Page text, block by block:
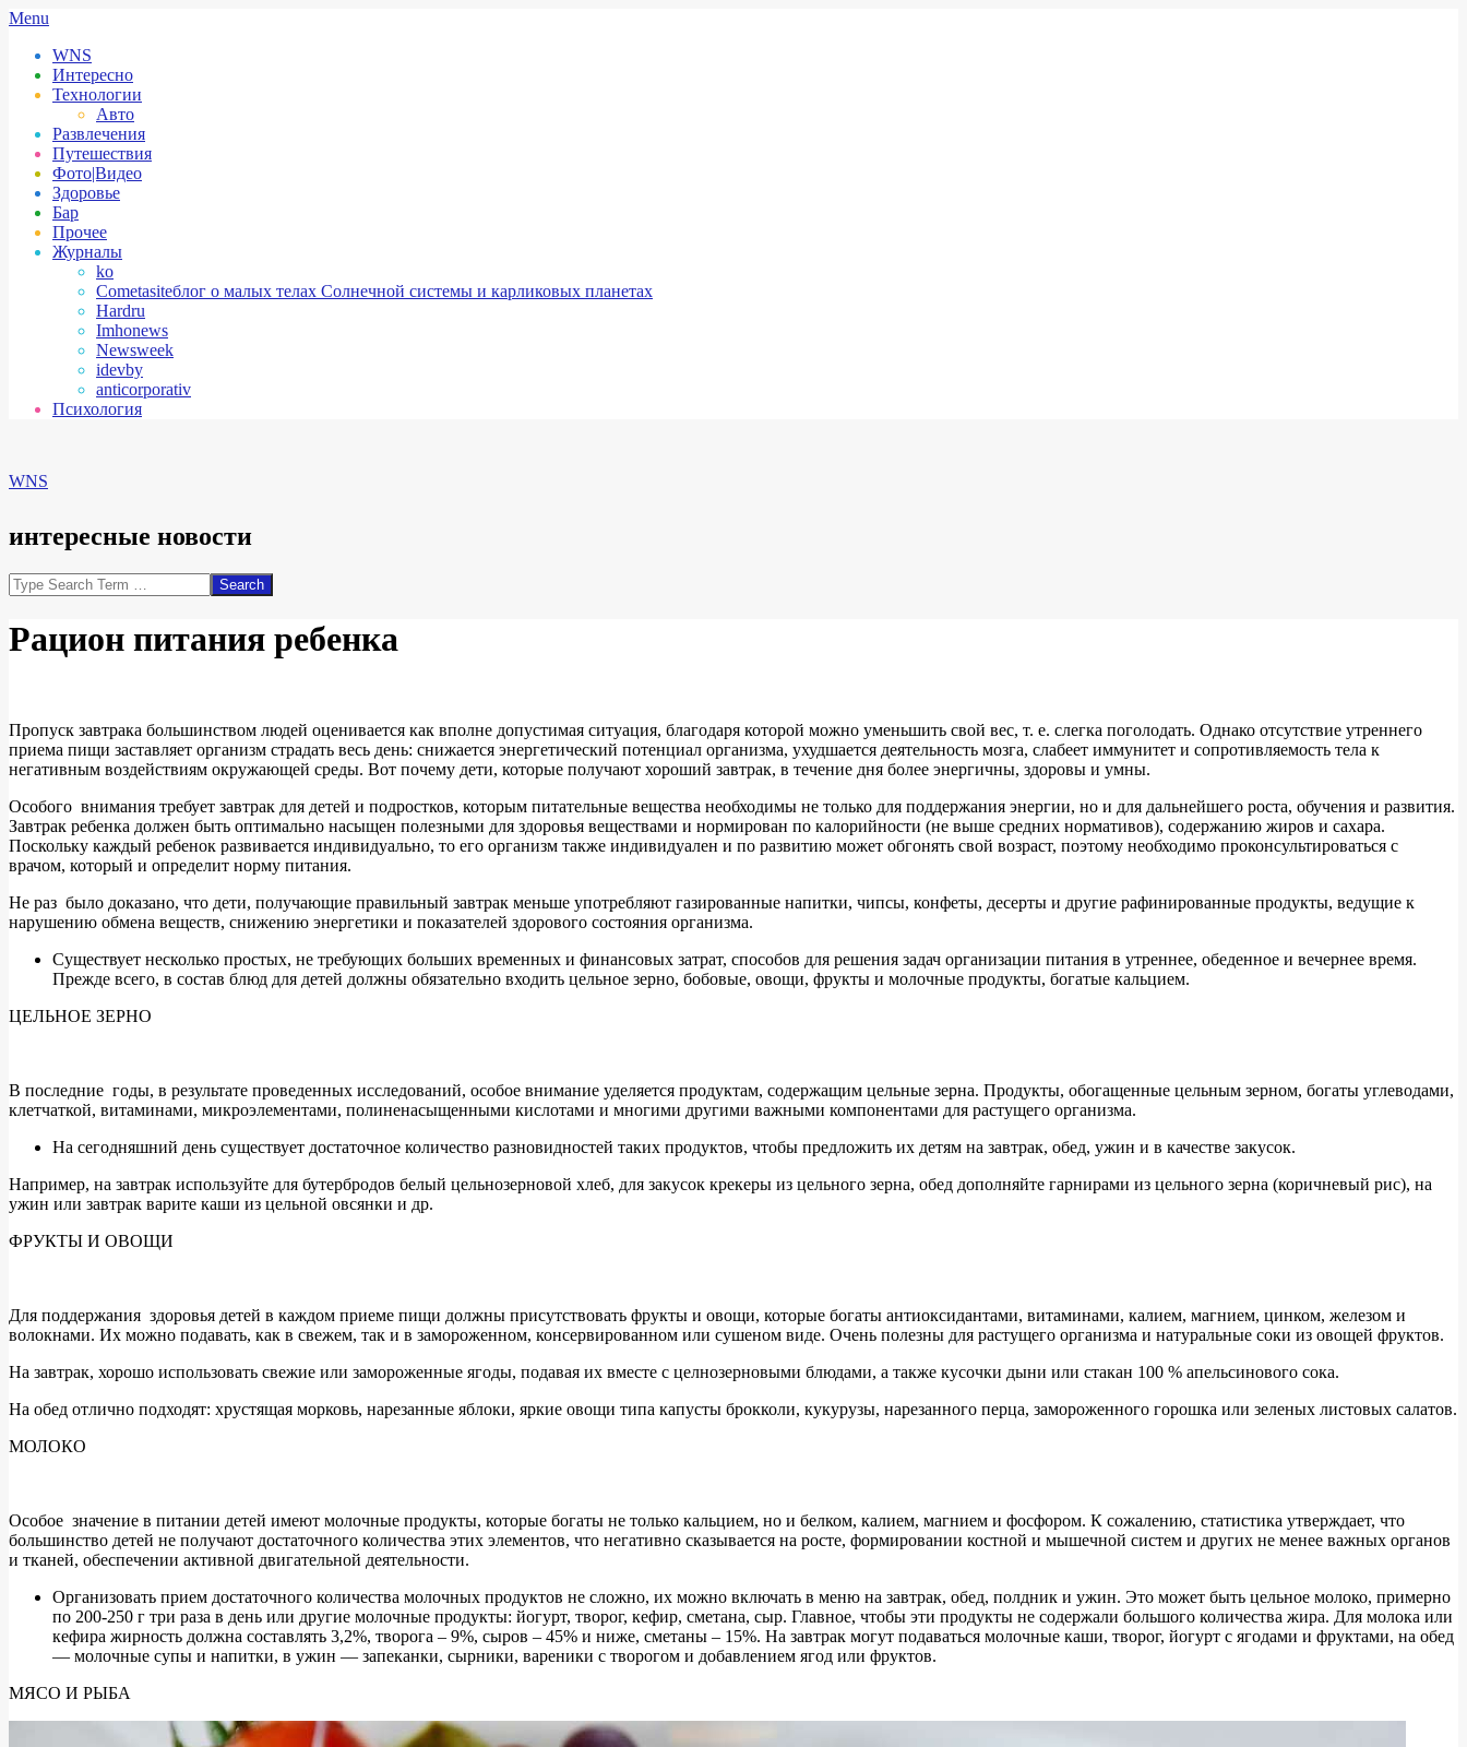
Skip
content
Secondary
Menu
Menu
WNS
Интересно
Технологии
Авто
Развлечения
Путешествия
Фото|Видео
Здоровье
Бар
Прочее
Журналы
ko
Cometasiteблог о малых телах Солнечной системы и карликовых планетах
Hardru
Imhonews
Newsweek
idevby
anticorporativ
Психология
WNS
интересные новости
Search
Рацион питания ребенка
Пропуск завтрака большинством людей оценивается как вполне допустимая ситуация, благодаря которой можно уменьшить свой вес, т. е. слегка поголодать. Однако отсутствие утреннего
приема пищи заставляет организм страдать весь день: снижается энергетический потенциал организма, ухудшается деятельность мозга, слабеет иммунитет и сопротивляемость тела к
негативным воздействиям окружающей среды. Вот почему дети, которые получают хороший завтрак, в течение дня более энергичны, здоровы и умны.
Особого внимания требует завтрак для детей и подростков, которым питательные вещества необходимы не только для поддержания энергии, но и для дальнейшего роста, обучения и развития.
Завтрак ребенка должен быть оптимально насыщен полезными для здоровья веществами и нормирован по калорийности (не выше средних нормативов), содержанию жиров и сахара.
Поскольку каждый ребенок развивается индивидуально, то его организм также индивидуален и по развитию может обгонять свой возраст, поэтому необходимо проконсультироваться с
врачом, который и определит норму питания.
Не раз было доказано, что дети, получающие правильный завтрак меньше употребляют газированные напитки, чипсы, конфеты, десерты и другие рафинированные продукты, ведущие к
нарушению обмена веществ, снижению энергетики и показателей здорового состояния организма.
Существует несколько простых, не требующих больших временных и финансовых затрат, способов для решения задач организации питания в утреннее, обеденное и вечернее время.
Прежде всего, в состав блюд для детей должны обязательно входить цельное зерно, бобовые, овощи, фрукты и молочные продукты, богатые кальцием.
ЦЕЛЬНОЕ ЗЕРНО
В последние годы, в результате проведенных исследований, особое внимание уделяется продуктам, содержащим цельные зерна. Продукты, обогащенные цельным зерном, богаты углеводами,
клетчаткой, витаминами, микроэлементами, полиненасыщенными кислотами и многими другими важными компонентами для растущего организма.
На сегодняшний день существует достаточное количество разновидностей таких продуктов, чтобы предложить их детям на завтрак, обед, ужин и в качестве закусок.
Например, на завтрак используйте для бутербродов белый цельнозерновой хлеб, для закусок крекеры из цельного зерна, обед дополняйте гарнирами из цельного зерна (коричневый рис), на
ужин или завтрак варите каши из цельной овсянки и др.
ФРУКТЫ И ОВОЩИ
Для поддержания здоровья детей в каждом приеме пищи должны присутствовать фрукты и овощи, которые богаты антиоксидантами, витаминами, калием, магнием, цинком, железом и
волокнами. Их можно подавать, как в свежем, так и в замороженном, консервированном или сушеном виде. Очень полезны для растущего организма и натуральные соки из овощей фруктов.
На завтрак, хорошо использовать свежие или замороженные ягоды, подавая их вместе с целнозерновыми блюдами, а также кусочки дыни или стакан 100 % апельсинового сока.
На обед отлично подходят: хрустящая морковь, нарезанные яблоки, яркие овощи типа капусты брокколи, кукурузы, нарезанного перца, замороженного горошка или зеленых листовых салатов.
МОЛОКО
Особое значение в питании детей имеют молочные продукты, которые богаты не только кальцием, но и белком, калием, магнием и фосфором. К сожалению, статистика утверждает, что
большинство детей не получают достаточного количества этих элементов, что негативно сказывается на росте, формировании костной и мышечной систем и других не менее важных органов
и тканей, обеспечении активной двигательной деятельности.
Организовать прием достаточного количества молочных продуктов не сложно, их можно включать в меню на завтрак, обед, полдник и ужин. Это может быть цельное молоко, примерно
по 200-250 г три раза в день или другие молочные продукты: йогурт, творог, кефир, сметана, сыр. Главное, чтобы эти продукты не содержали большого количества жира. Для молока или
кефира жирность должна составлять 3,2%, творога – 9%, сыров – 45% и ниже, сметаны – 15%. На завтрак могут подаваться молочные каши, творог, йогурт с ягодами и фруктами, на обед
— молочные супы и напитки, в ужин — запеканки, сырники, вареники с творогом и добавлением ягод или фруктов.
МЯСО И РЫБА